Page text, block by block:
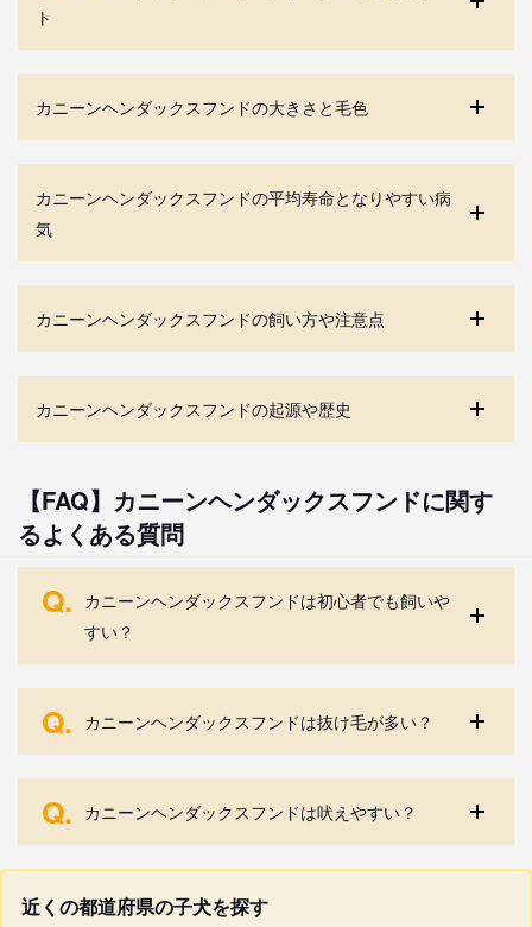
ト
カニーンヘンダックスフンドの大きさと毛色
カニーンヘンダックスフンドの平均寿命となりやすい病
気
カニーンヘンダックスフンドの飼い方や注意点
カニーンヘンダックスフンドの起源や歴史
【FAQ】カニーンヘンダックスフンドに関す
るよくある質問
Q. カニーンヘンダックスフンドは初心者でも飼いや
すい？
Q. カニーンヘンダックスフンドは抜け毛が多い？
Q. カニーンヘンダックスフンドは吠えやすい？
近くの都道府県の子犬を探す